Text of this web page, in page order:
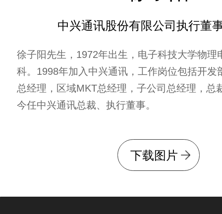
中兴通讯股份有限公司执行董
徐子阳先生，1972年出生，电子科技大学物理
科。1998年加入中兴通讯，工作岗位包括开发
总经理，区域MKT总经理，子公司总经理，总
今任中兴通讯总裁、执行董事。
下载图片